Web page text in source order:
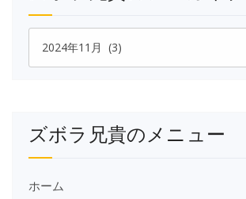
ズ
ラ
ア
イ
ズボラ兄貴のメニュー
ホーム